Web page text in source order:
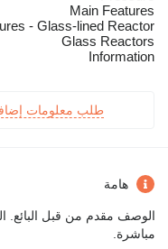
Main Features
- Glass-lined Reactor
Glass Reactors
Information
طلب معلومات
هامة
الوصف مقدم من قبل البائع.
مباشرة.